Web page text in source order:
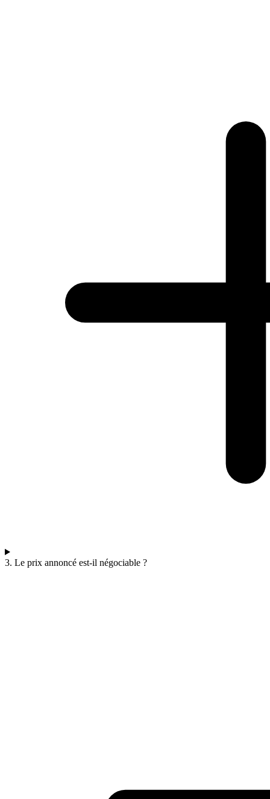
3. Le prix annoncé est-il négociable ?